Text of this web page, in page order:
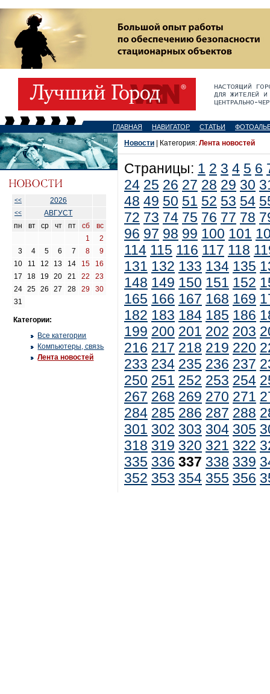
ГЛАВНАЯ НАВИГАТОР СТАТЬИ
<< 2026
<<
АВГУСТ
пн
вт ср чт пт сб
вс
1
2
3
4 5 6 7 8
9
10
11 12 13 14 15
16
17
18 19 20 21 22
23
24
25 26 27 28 29
30
31
Категории:
Все категории
Компьютеры, связь
Лента новостей
Новости | Категория: Лента новостей
Страницы: 1 2 3 4 5 6
24 25 26 27 28 29 30
48 49 50 51 52 53 54
72 73 74 75 76 77 78
96 97 98 99 100 101
114 115 116 117 118
131 132 133 134 135
148 149 150 151 152
165 166 167 168 169
182 183 184 185 186
199 200 201 202 203
216 217 218 219 220
233 234 235 236 237
250 251 252 253 254
267 268 269 270 271
284 285 286 287 288
301 302 303 304 305
318 319 320 321 322
335 336 337 338 339
352 353 354 355 356